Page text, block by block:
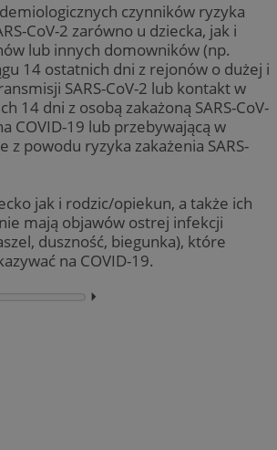
czynników ryzyka
CoV-2 zarówno u dziecka, jak i
lub innych domowników (np.
14 ostatnich dni z rejonów o dużej i
SARS-CoV-2 lub kontakt w
14 dni z osobą zakażoną SARS-CoV-
COVID-19 lub przebywającą w
z powodu ryzyka zakażenia SARS-
jak i rodzic/opiekun, a także ich
mają objawów ostrej infekcji
duszność, biegunka), które
na COVID-19.
⏵︎